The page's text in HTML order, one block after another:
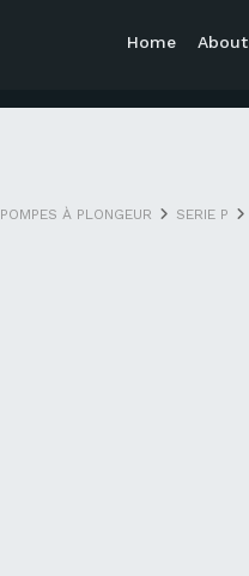
Home About
POMPES À PLONGEUR SERIE P